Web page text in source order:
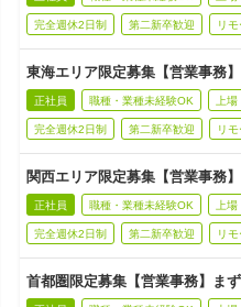
完全週休2日制 第二新卒歓迎 リ
東海エリア限定募集【営業事務
正社員 職種・業種未経験OK 上場
完全週休2日制 第二新卒歓迎 リ
関西エリア限定募集【営業事務
正社員 職種・業種未経験OK 上場
完全週休2日制 第二新卒歓迎 リ
首都圏限定募集【営業事務】ま